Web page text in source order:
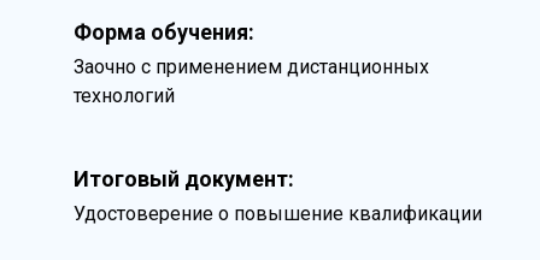
Форма обучения:
Заочно с применением дистанционных
технологий
Итоговый документ:
Удостоверение о повышение квалификации